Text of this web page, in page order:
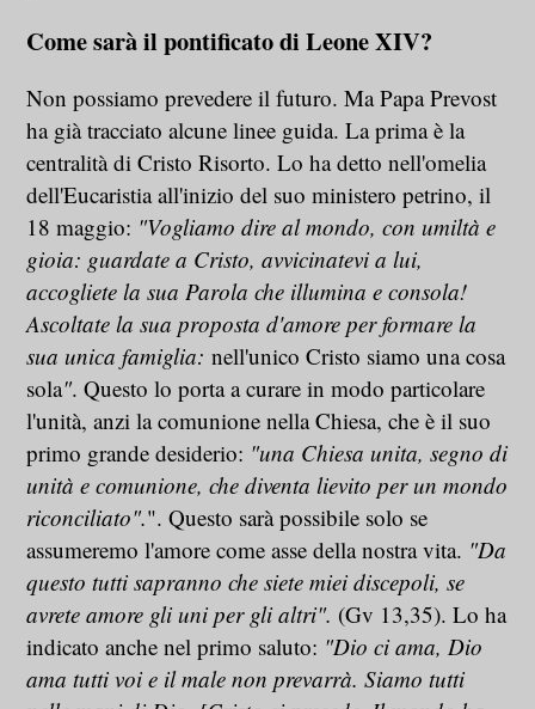
Come sarà il pontificato di Leone XIV?
Non possiamo prevedere il futuro. Ma Papa Prevost
ha già tracciato alcune linee guida. La prima è la
centralità di Cristo Risorto. Lo ha detto nell'omelia
dell'Eucaristia all'inizio del suo ministero petrino, il
18 maggio: "Vogliamo dire al mondo, con umiltà e
gioia: guardate a Cristo, avvicinatevi a lui,
accogliete la sua Parola che illumina e consola!
Ascoltate la sua proposta d'amore per formare la
sua unica famiglia:nell'unico Cristo siamo una cosa
sola". Questo lo porta a curare in modo particolare
l'unità, anzi la comunione nella Chiesa, che è il suo
primo grande desiderio: "una Chiesa unita, segno di
unità e comunione, che diventa lievito per un mondo
riconciliato".". Questo sarà possibile solo se
assumeremo l'amore come asse della nostra vita. "Da
questo tutti sapranno che siete miei discepoli, se
avrete amore gli uni per gli altri". (Gv 13,35). Lo ha
indicato anche nel primo saluto: "Dio ci ama, Dio
ama tutti voi e il male non prevarrà. Siamo tutti